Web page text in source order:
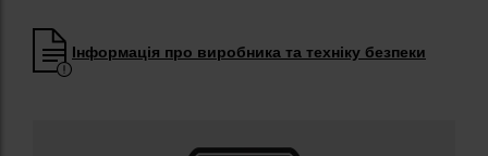
Інформація про виробника та техніку безпеки